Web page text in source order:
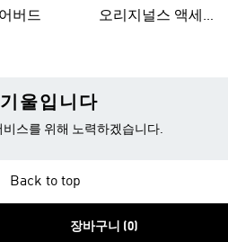
버드
오리지널스 액세
울입니다
스를 위해 노력하겠습니다.
Back to top
장바구니 (0)